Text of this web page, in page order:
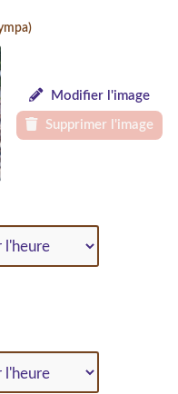
Modifier l'image
Supprimer l'image